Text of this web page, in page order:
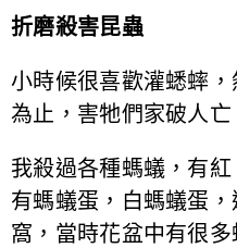
折磨殺害昆蟲
小時候很喜歡灌蟋蟀
為止，害牠們家破人亡
我殺過各種螞蟻，有
有螞蟻蛋，白螞蟻蛋
窩，當時花盆中有很